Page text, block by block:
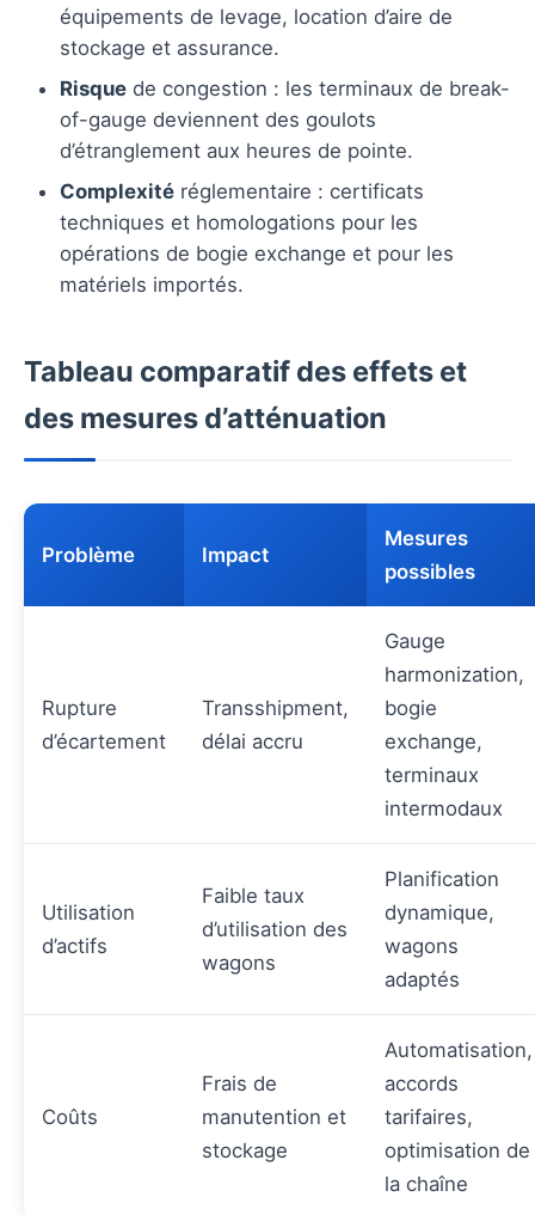
équipements de levage, location d’aire de
stockage et assurance.
Risque de congestion : les terminaux de break-
of-gauge deviennent des goulots
d’étranglement aux heures de pointe.
Complexité réglementaire : certificats
techniques et homologations pour les
opérations de bogie exchange et pour les
matériels importés.
Tableau comparatif des effets et
des mesures d’atténuation
Problème Impact
Mesures
possibles
Rupture
d’écartement
Transshipment,
délai accru
Gauge
harmonization,
bogie
exchange,
terminaux
intermodaux
Utilisation
d’actifs
Faible taux
d’utilisation des
wagons
Planification
dynamique,
wagons
adaptés
Coûts
Frais de
manutention et
stockage
Automatisation,
accords
tarifaires,
optimisation de
la chaîne